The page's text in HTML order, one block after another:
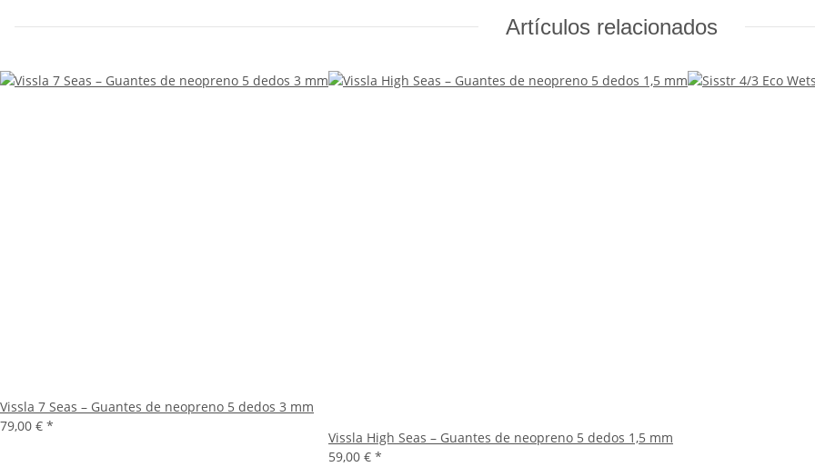
Artículos relacionados
Vissla 7 Seas – Guantes de neopreno 5 dedos 3 mm
79,00 € *
Vissla High Seas – Guantes de neopreno 5 dedos 1,5 mm
59,00 € *